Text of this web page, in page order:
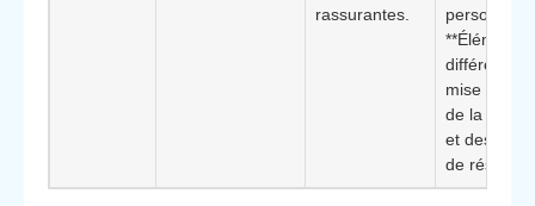
rassurantes.
personne).
**Élément
mise en
de la
et des
de